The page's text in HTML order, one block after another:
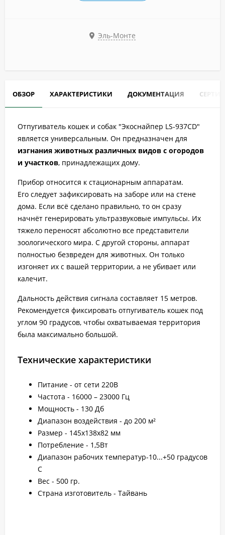
Эль-Монте
ОБЗОР ХАРАКТЕРИСТИКИ ДОКУМЕНТАЦИЯ
Отпугиватель кошек и собак "Экоснайпер LS-937CD"
является универсальным. Он предназначен для
изгнания животных различных видов с огородов
и участков, принадлежащих дому.
Прибор относится к стационарным аппаратам.
Его следует зафиксировать на заборе или на стене
дома. Если всё сделано правильно, то он сразу
начнёт генерировать ультразвуковые импульсы. Их
тяжело переносят абсолютно все представители
зоологического мира. С другой стороны, аппарат
полностью безвреден для животных. Он только
изгоняет их с вашей территории, а не убивает или
калечит.
Дальность действия сигнала составляет 15 метров.
Рекомендуется фиксировать отпугиватель кошек под
углом 90 градусов, чтобы охватываемая территория
была максимально большой.
Технические характеристики
Питание - от сети 220B
Частота - 16000 – 23000 Гц
Мощность - 130 Дб
Диапазон воздействия - до 200 м²
Размер - 145х138х82 мм
Потребление - 1,5Вт
Диапазон рабочих температур-10...+50 градусов
С
Вес - 500 гр.
Страна изготовитель - Тайвань